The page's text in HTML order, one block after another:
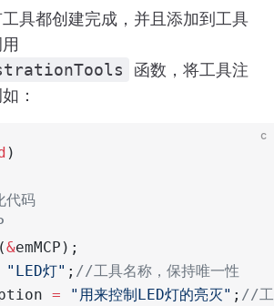
具都创建完成，并且添加到工具
函数，将工具注
：
c
)
代码
(&emMCP);
"LED灯" ; //工具名称，保持唯一性
= "用来控制LED灯的亮灭" ; //工